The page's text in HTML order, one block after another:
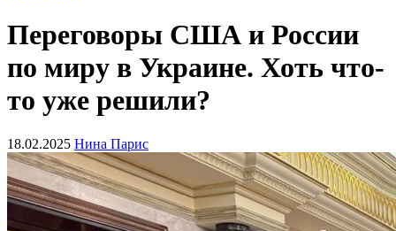
Переговоры США и России
по миру в Украине. Хоть что-
то уже решили?
18.02.2025 Нина Парис